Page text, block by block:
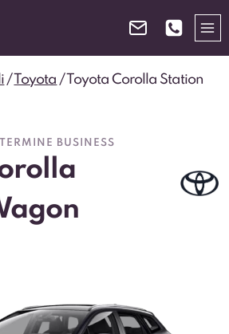
/Toyota /Toyota Corolla Station
BUSINESS